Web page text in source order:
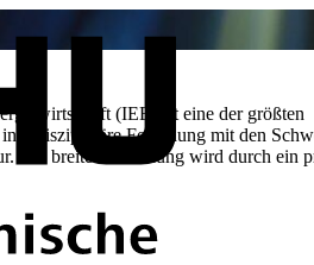
(IEE) ist eine der größten
Forschung mit den
Die breite Aufstellung wird durch ein